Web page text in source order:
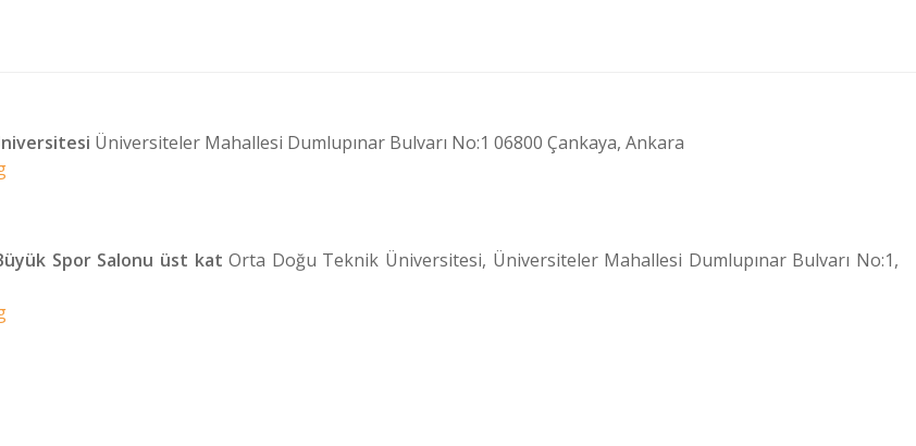
Üniversiteler Mahallesi Dumlupınar Bulvarı No:1 06800 Çankaya, Ankara
Spor Salonu üst kat Orta Doğu Teknik Üniversitesi, Üniversiteler Mahallesi Dumlupınar Bulvarı No:1,